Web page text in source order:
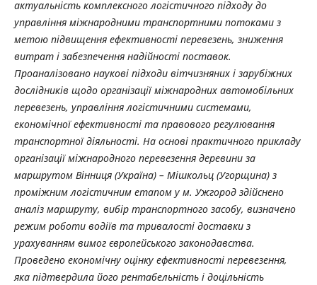
актуальність комплексного логістичного підходу до
управління міжнародними транспортними потоками з
метою підвищення ефективності перевезень, зниження
витрат і забезпечення надійності поставок.
Проаналізовано наукові підходи вітчизняних і зарубіжних
дослідників щодо організації міжнародних автомобільних
перевезень, управління логістичними системами,
економічної ефективності та правового регулювання
транспортної діяльності. На основі практичного прикладу
організації міжнародного перевезення деревини за
маршрутом Вінниця (Україна) – Мішкольц (Угорщина) з
проміжним логістичним етапом у м. Ужгород здійснено
аналіз маршруту, вибір транспортного засобу, визначено
режим роботи водіїв та тривалості доставки з
урахуванням вимог європейського законодавства.
Проведено економічну оцінку ефективності перевезення,
яка підтвердила його рентабельність і доцільність